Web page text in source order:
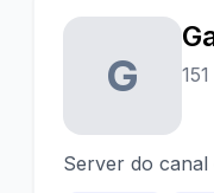
G
Server do canal